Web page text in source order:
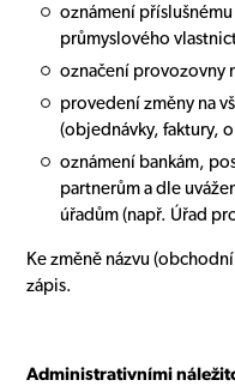
oznámení
průmyslového
označení provozovny
provedení změny na
(objednávky, faktury,
oznámení bankám,
partnerům a dle
úřadům (např. Úřad
Ke změně názvu
zápis.
Administrativními